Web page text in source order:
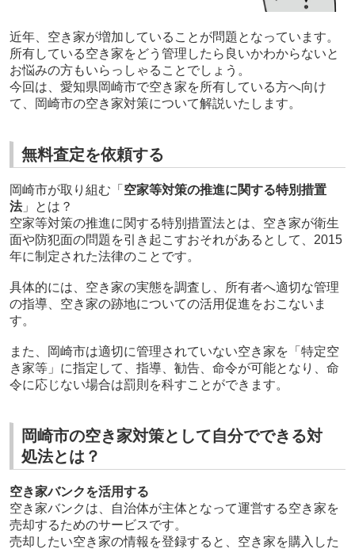
近年、空き家が増加していることが問題となっています。
所有している空き家をどう管理したら良いかわからないと
お悩みの方もいらっしゃることでしょう。
今回は、愛知県岡崎市で空き家を所有している方へ向け
て、岡崎市の空き家対策について解説いたします。
無料査定を依頼する
岡崎市が取り組む「 空家等対策の推進に関する特別措置
法」とは？
空家等対策の推進に関する特別措置法とは、空き家が衛生
面や防犯面の問題を引き起こすおそれがあるとして、2015
年に制定された法律のことです。
具体的には、空き家の実態を調査し、所有者へ適切な管理
の指導、空き家の跡地についての活用促進をおこないま
す。
また、岡崎市は適切に管理されていない空き家を「特定空
き家等」に指定して、指導、勧告、命令が可能となり、命
令に応じない場合は罰則を科すことができます。
岡崎市の空き家対策として自分でできる対
処法とは？
空き家バンクを活用する
空き家バンクは、自治体が主体となって運営する空き家を
売却するためのサービスです。
売却したい空き家の情報を登録すると、空き家を購入した